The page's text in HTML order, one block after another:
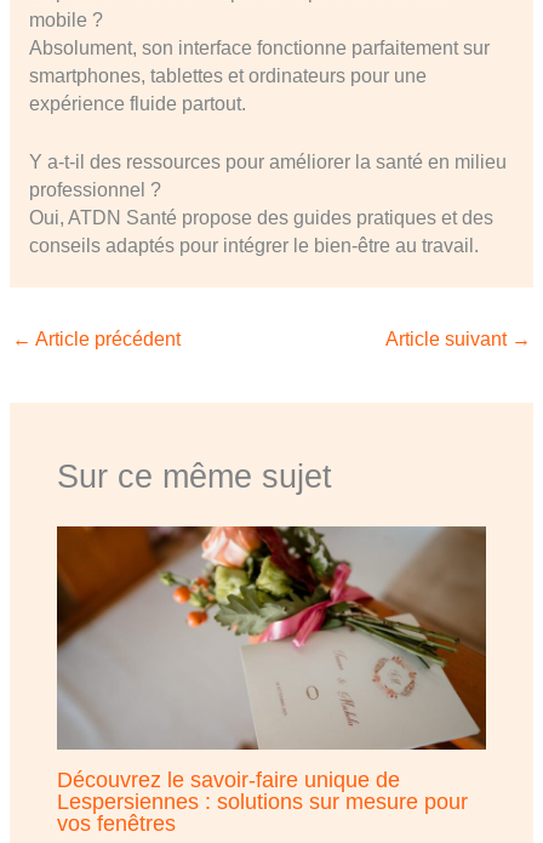
mobile ?
Absolument, son interface fonctionne parfaitement sur
smartphones, tablettes et ordinateurs pour une
expérience fluide partout.
Y a-t-il des ressources pour améliorer la santé en milieu
professionnel ?
Oui, ATDN Santé propose des guides pratiques et des
conseils adaptés pour intégrer le bien-être au travail.
← Article précédent Article suivant →
Sur ce même sujet
Découvrez le savoir-faire unique de
Lespersiennes : solutions sur mesure pour
vos fenêtres